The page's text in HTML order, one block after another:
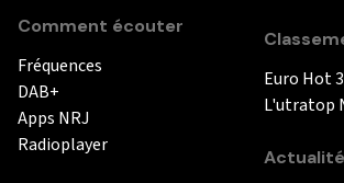
Comment écouter
Fréquences
DAB+
Apps NRJ
Radioplayer
Euro Hot
L'utratop